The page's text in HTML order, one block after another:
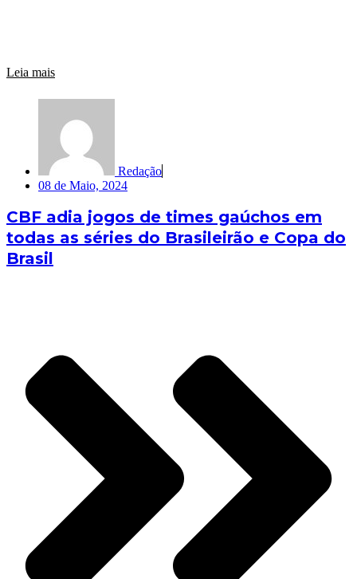
Leia mais
Redação
08 de Maio, 2024
CBF adia jogos de times gaúchos em
todas as séries do Brasileirão e Copa do
Brasil